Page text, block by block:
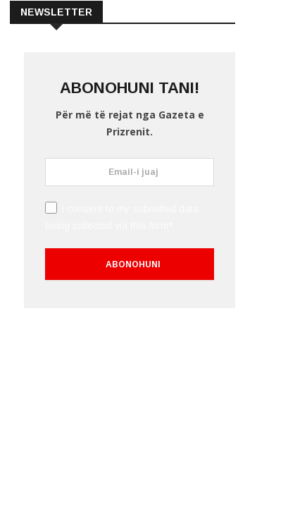
NEWSLETTER
ABONOHUNI TANI!
Për më të rejat nga Gazeta e
Prizrenit.